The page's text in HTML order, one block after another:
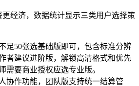
经济，数据统计显示三类用户选择策
足50张选基础版即可，包含标准分辨
者建议进阶版，解锁高清格式和优先
需要商业授权应选专业版。
协作功能，团队版支持统一结算管